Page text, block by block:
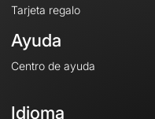
Tarjeta regalo
Ayuda
Centro de ayuda
Idioma